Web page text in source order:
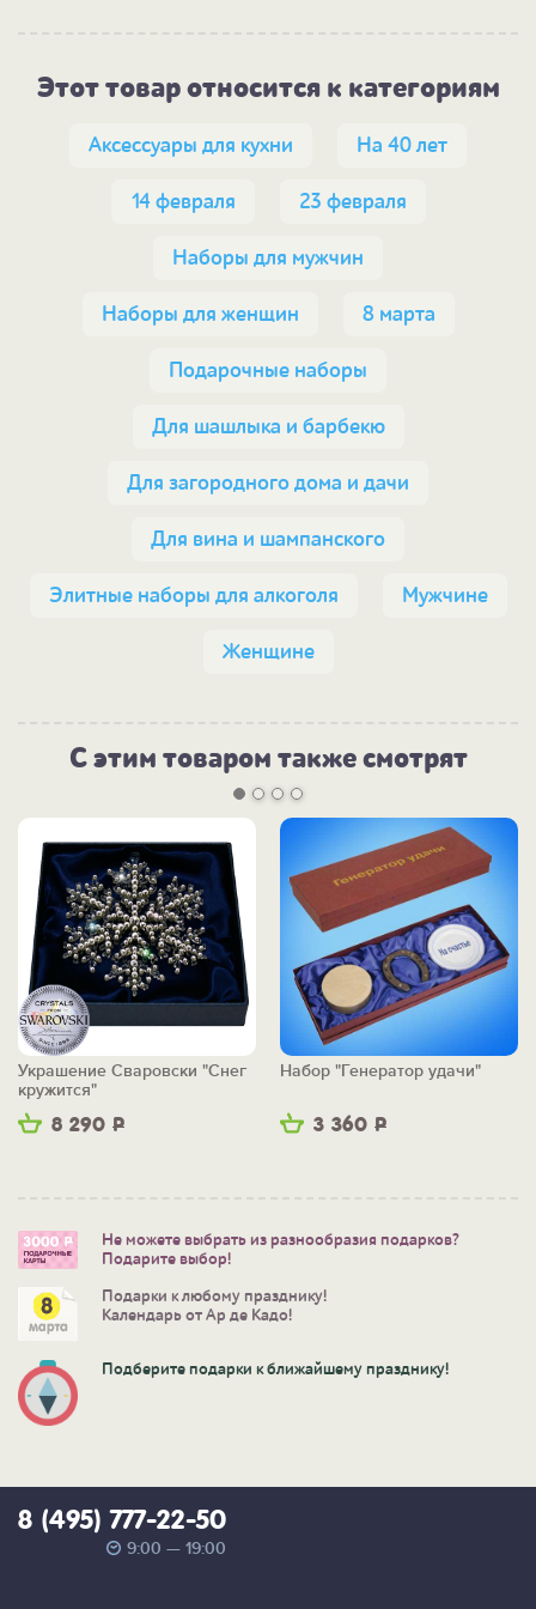
Этот товар относится к категориям
Аксессуары для кухни На 40 лет
14 февраля 23 февраля
Наборы для мужчин
Наборы для женщин 8 марта
Подарочные наборы
Для шашлыка и барбекю
Для загородного дома и дачи
Для вина и шампанского
Элитные наборы для алкоголя Мужчине
Женщине
С этим товаром также смотрят
8 290 Р
Украшение Сваровски "Снег
кружится"
3 360 Р
Набор "Генератор удачи"
Не можете выбрать из разнообразия подарков?
Подарите выбор!
Подарки к любому празднику!
Календарь от Ар де Кадо!
Подберите подарки к ближайшему празднику!
8 (495) 777-22-50
9:00 — 19:00